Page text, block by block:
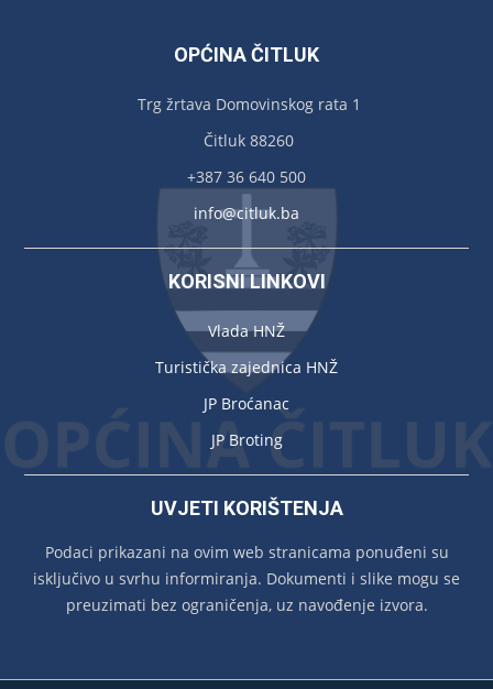
OPĆINA ČITLUK
Trg žrtava Domovinskog rata 1
Čitluk 88260
+387 36 640 500
info@citluk.ba
KORISNI LINKOVI
Vlada HNŽ
Turistička zajednica HNŽ
JP Broćanac
JP Broting
UVJETI KORIŠTENJA
Podaci prikazani na ovim web stranicama ponuđeni su
isključivo u svrhu informiranja. Dokumenti i slike mogu se
preuzimati bez ograničenja, uz navođenje izvora.